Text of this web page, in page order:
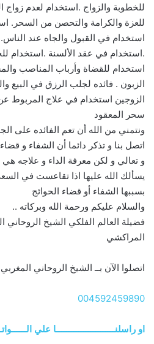
للخطوبة والزواج .استخدام لعدم
للعزة والكرامة والتحصن من السحر.
استخدام في القبول والجاه عند
.استخدام في عقد الألسنة .استخدام
استخدام للقضاة وأرباب المناصب
الزبون . فائده لجلب الرزق في البيع
الزوجين استخدام في علاج المربوط
سحر المعقود
ونتمني من الله أن تعم الفائده على
اتصل بنا و تذكر دائما أن الشفاء و
و تعالي و لكن معرفة الداء و علاجه
يسألك الله عليها اذا تقاعست في
بسببها الشفاء أو قضاء الحوائج
والسلام عليكم ورحمة الله وبركاته ..
فضيلة العالم الفلكي الشيخ الروحاني
المراكشي
اتصلوا الآن بــ الشيخ الروحاني
004592459890
او راسلنــــــــــــــــــــــــا علي